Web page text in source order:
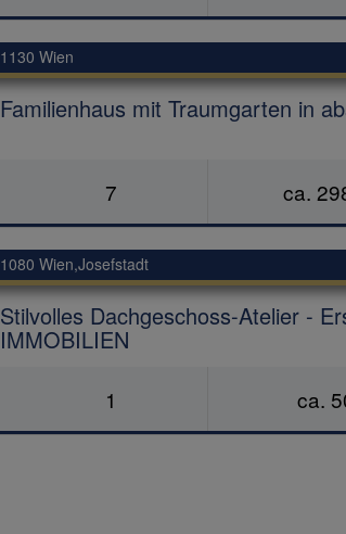
Familienhaus mit Traumgarten in
1130 Wien
7 ca.
Stilvolles Dachgeschoss-Atelier -
IMMOBILIEN
1080 Wien,Josefstadt
1 ca.